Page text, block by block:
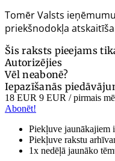
Tomēr Valsts
priekšnodokļa
Šis raksts pieejams
Autorizējies
Vēl neabonē?
Iepazīšanās
18 EUR 9 EUR / pirmais
Abonēt!
Piekļuve jaunākajiem
Piekļuve rakstu
1x nedēļā jaunāko